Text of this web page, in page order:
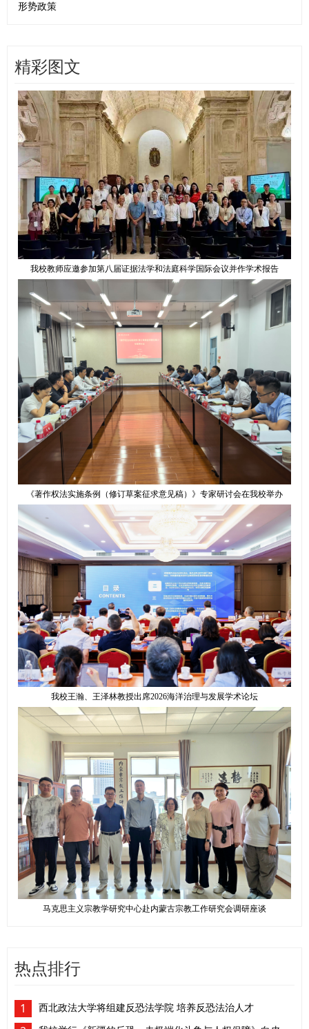
形势政策
精彩图文
我校教师应邀参加第八届证据法学和法庭科学国际会议并作学术报告
《著作权法实施条例（修订草案征求意见稿）》专家研讨会在我校举办
我校王瀚、王泽林教授出席2026海洋治理与发展学术论坛
马克思主义宗教学研究中心赴内蒙古宗教工作研究会调研座谈
热点排行
1 西北政法大学将组建反恐法学院 培养反恐法治人才